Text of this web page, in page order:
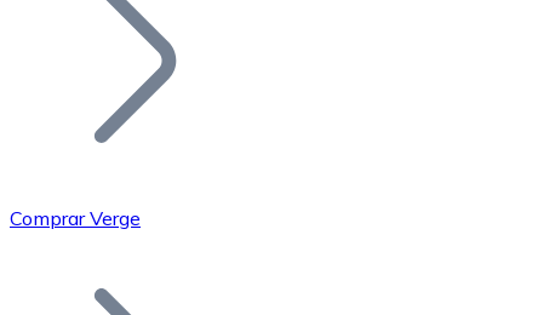
Bitcoin
Comprar Verge